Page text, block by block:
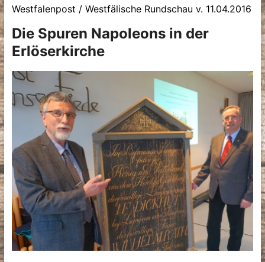
Westfalenpost / Westfälische Rundschau v. 11.04.2016
Die Spuren Napoleons in der
Erlöserkirche